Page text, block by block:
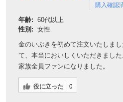
購入確認
年齢: 60代以上
性別: 女性
金のいぶきを初めて注文いたしま
て、本当においしくいただきました
家族全員ファンになりました。
役に立った 0